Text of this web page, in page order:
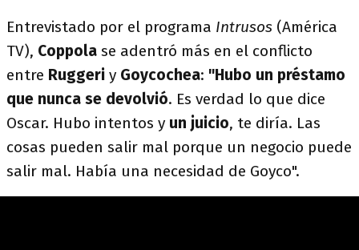
Entrevistado por el programa Intrusos (América
TV), Coppola se adentró más en el conflicto
entre Ruggeri y Goycochea: "Hubo un préstamo
que nunca se devolvió. Es verdad lo que dice
Oscar. Hubo intentos y un juicio, te diría. Las
cosas pueden salir mal porque un negocio puede
salir mal. Había una necesidad de Goyco".